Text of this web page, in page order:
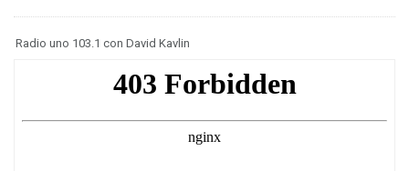
Radio uno 103.1 con David Kavlin